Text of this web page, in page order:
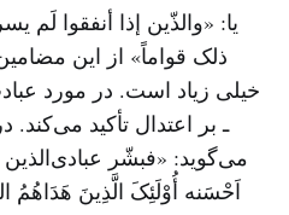
یا: «والذّین إذا أنفقوا لَم
ذلک قواماً» از این
خیلی زیاد است. در مورد
ـ بر اعتدال تأکید می‌کند.
می‌گوید: «فبشّر
اَحْسَنه أُوْلَئِکَ الَّذِینَ هَدَاهُمُ